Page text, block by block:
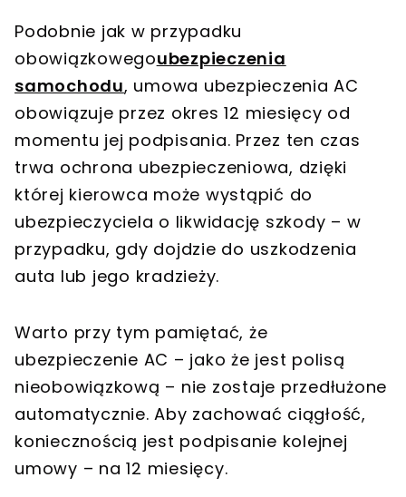
Podobnie jak w przypadku
obowiązkowegoubezpieczenia
samochodu, umowa ubezpieczenia AC
obowiązuje przez okres 12 miesięcy od
momentu jej podpisania. Przez ten czas
trwa ochrona ubezpieczeniowa, dzięki
której kierowca może wystąpić do
ubezpieczyciela o likwidację szkody – w
przypadku, gdy dojdzie do uszkodzenia
auta lub jego kradzieży.
Warto przy tym pamiętać, że
ubezpieczenie AC – jako że jest polisą
nieobowiązkową – nie zostaje przedłużone
automatycznie. Aby zachować ciągłość,
koniecznością jest podpisanie kolejnej
umowy – na 12 miesięcy.